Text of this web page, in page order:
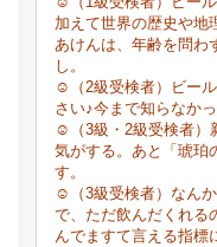
加えて世界の歴史や地
あけんは、年齢を問わ
し。
☺（2級受検者）ビー
さい♪今まで知らなか
☺（3級・2級受検者）
気がする。あと「琥珀
す。
☺（3級受検者）なん
で、ただ飲んだくれる
んでますて言える指標